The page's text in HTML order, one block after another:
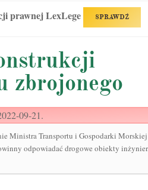
prawnej LexLege SPRAWDŹ
zbrojonego
09-21.
Ministra Transportu i Gospodarki
odpowiadać drogowe obiekty